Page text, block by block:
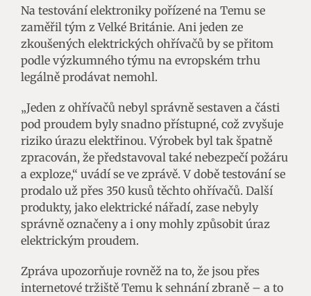
Na testování elektroniky pořízené na Temu se
zaměřil tým z Velké Británie. Ani jeden ze
zkoušených elektrických ohřívačů by se přitom
podle výzkumného týmu na evropském trhu
legálně prodávat nemohl.
„Jeden z ohřívačů nebyl správně sestaven a části
pod proudem byly snadno přístupné, což zvyšuje
riziko úrazu elektřinou. Výrobek byl tak špatně
zpracován, že představoval také nebezpečí požáru
a exploze,“ uvádí se ve zprávě. V době testování se
prodalo už přes 350 kusů těchto ohřívačů. Další
produkty, jako elektrické nářadí, zase nebyly
správně označeny a i ony mohly způsobit úraz
elektrickým proudem.
Zpráva upozorňuje rovněž na to, že jsou přes
internetové tržiště Temu k sehnání zbraně – a to